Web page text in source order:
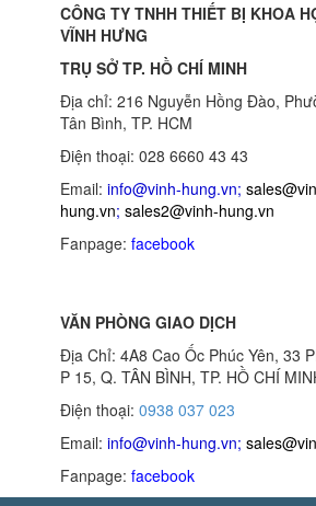
CÔNG TY TNHH THIẾT BỊ KHOA
VĨNH HƯNG
TRỤ SỞ TP. HỒ CHÍ MINH
Địa chỉ: 216 Nguyễn Hồng Đào,
Tân Bình, TP. HCM
Điện thoại: 028 6660 43 43
Email: info@vinh-hung.vn;
hung.vn; sales2@vinh-hung.vn
Fanpage: facebook
VĂN PHÒNG GIAO DỊCH
Địa Chỉ: 4A8 Cao Ốc Phúc Yên, 33
P 15, Q. TÂN BÌNH, TP. HỒ CHÍ
Điện thoại: 0938 037 023
Email: info@vinh-hung.vn;
Fanpage: facebook